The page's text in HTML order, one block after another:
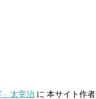
」太宰治 に 本サイト作者